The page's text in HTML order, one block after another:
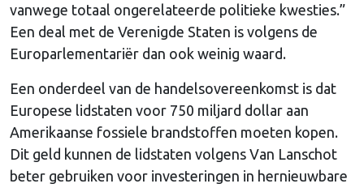
vanwege totaal ongerelateerde politieke kwesties.”
Een deal met de Verenigde Staten is volgens de
Europarlementariër dan ook weinig waard.
Een onderdeel van de handelsovereenkomst is dat
Europese lidstaten voor 750 miljard dollar aan
Amerikaanse fossiele brandstoffen moeten kopen.
Dit geld kunnen de lidstaten volgens Van Lanschot
beter gebruiken voor investeringen in hernieuwbare